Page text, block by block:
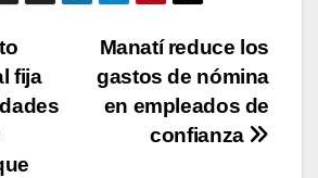
Manatí reduce los
gastos de nómina
en empleados de
confianza
fija